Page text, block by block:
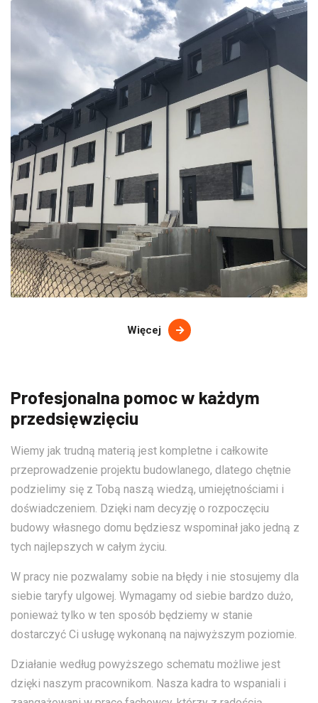
Więcej
Profesjonalna pomoc w każdym
przedsięwzięciu
Wiemy jak trudną materią jest kompletne i całkowite
przeprowadzenie projektu budowlanego, dlatego chętnie
podzielimy się z Tobą naszą wiedzą, umiejętnościami i
doświadczeniem. Dzięki nam decyzję o rozpoczęciu
budowy własnego domu będziesz wspominał jako jedną z
tych najlepszych w całym życiu.
W pracy nie pozwalamy sobie na błędy i nie stosujemy dla
siebie taryfy ulgowej. Wymagamy od siebie bardzo dużo,
ponieważ tylko w ten sposób będziemy w stanie
dostarczyć Ci usługę wykonaną na najwyższym poziomie.
Działanie według powyższego schematu możliwe jest
dzięki naszym pracownikom. Nasza kadra to wspaniali i